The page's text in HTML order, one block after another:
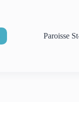
Paroisse